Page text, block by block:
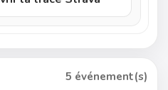
Esteben -
5 événement(s)